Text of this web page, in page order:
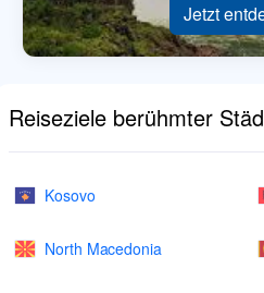
Jetzt
Reiseziele berühmter
Kosovo
North Macedonia